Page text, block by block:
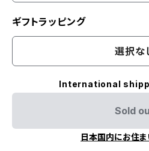
ギフトラッピング
選択な
International
Sold
日本国内にお住